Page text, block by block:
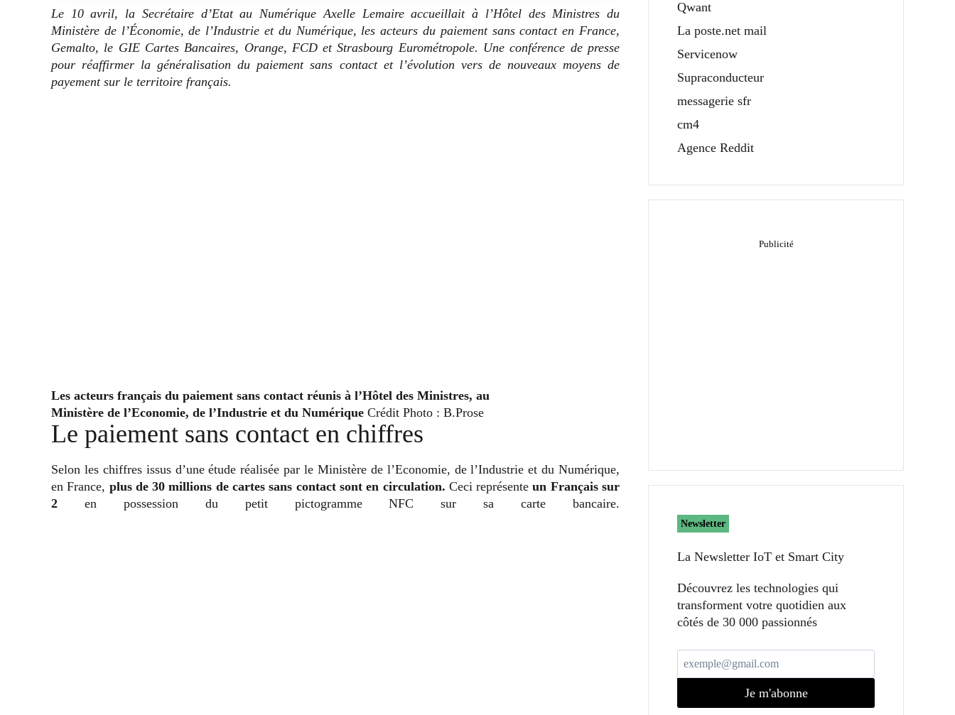
Le 10 avril, la Secrétaire d’Etat au Numérique Axelle Lemaire accueillait à l’Hôtel des Ministres du
Ministère de l’Économie, de l’Industrie et du Numérique, les acteurs du paiement sans contact en France,
Gemalto, le GIE Cartes Bancaires, Orange, FCD et Strasbourg Eurométropole. Une conférence de presse
pour réaffirmer la généralisation du paiement sans contact et l’évolution vers de nouveaux moyens de
payement sur le territoire français.
Les acteurs français du paiement sans contact réunis à l’Hôtel des Ministres, au
Ministère de l’Economie, de l’Industrie et du Numérique Crédit Photo : B.Prose
Le paiement sans contact en chiffres
Selon les chiffres issus d’une étude réalisée par le Ministère de l’Economie, de l’Industrie et du Numérique,
en France, plus de 30 millions de cartes sans contact sont en circulation. Ceci représenteun Français sur
2 en possession du petit pictogramme NFC sur sa carte bancaire.
Qwant
La poste.net mail
Servicenow
Supraconducteur
messagerie sfr
cm4
Agence Reddit
Newsletter
La Newsletter IoT et Smart City​
Découvrez les technologies qui
transforment votre quotidien aux
côtés de 30 000 passionnés
Je m'abonne